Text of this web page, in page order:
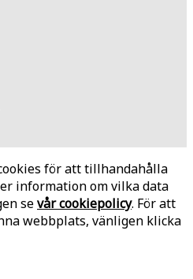
för att tillhandahålla
information om vilka data
sevår cookiepolicy. För att
webbplats, vänligen klicka